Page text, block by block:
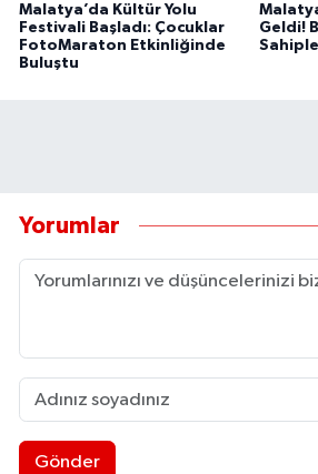
Malatya’da Kültür Yolu
Festivali Başladı: Çocuklar
FotoMaraton Etkinliğinde
Buluştu
Geldi!
Yorumlar
Gönder